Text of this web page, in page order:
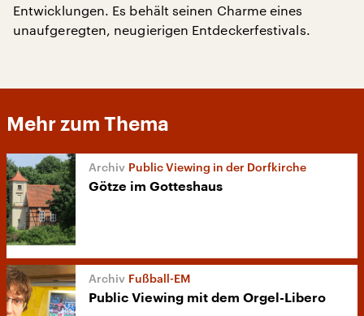
Entwicklungen. Es behält seinen Charme eines
unaufgeregten, neugierigen Entdeckerfestivals.
Mehr zum Thema
Public Viewing in der Dorfkirche
Götze im Gotteshaus
Fußball-EM
Public Viewing mit dem Orgel-Libero